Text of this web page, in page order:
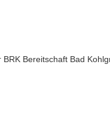
Bereitschaft Bad